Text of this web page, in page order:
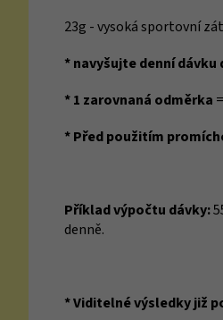
23g - vysoká sportovní
* navyšujte denní
* 1 zarovnaná odměrka
* Před použitím
Příklad výpočtu dávky:
denně.
* Viditelné výsledky již